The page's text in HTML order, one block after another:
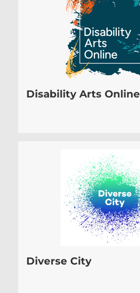
Disability Arts Online
Diverse City